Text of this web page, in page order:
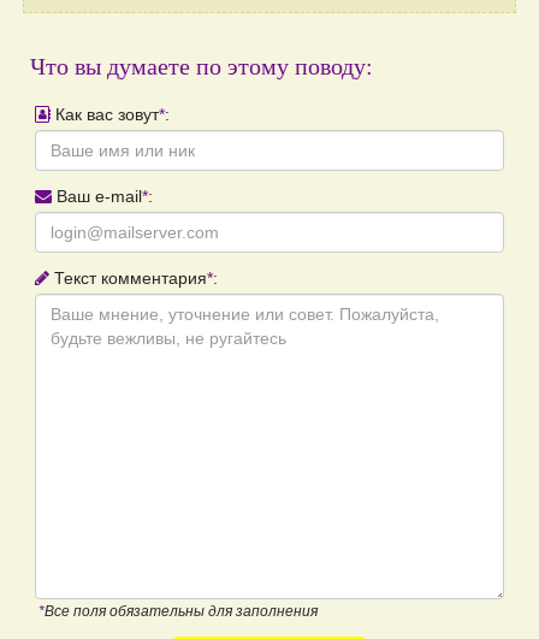
Что вы думаете по этому поводу:
Как вас зовут*:
Ваш e-mail*:
Текст комментария*:
*Все поля обязательны для заполнения